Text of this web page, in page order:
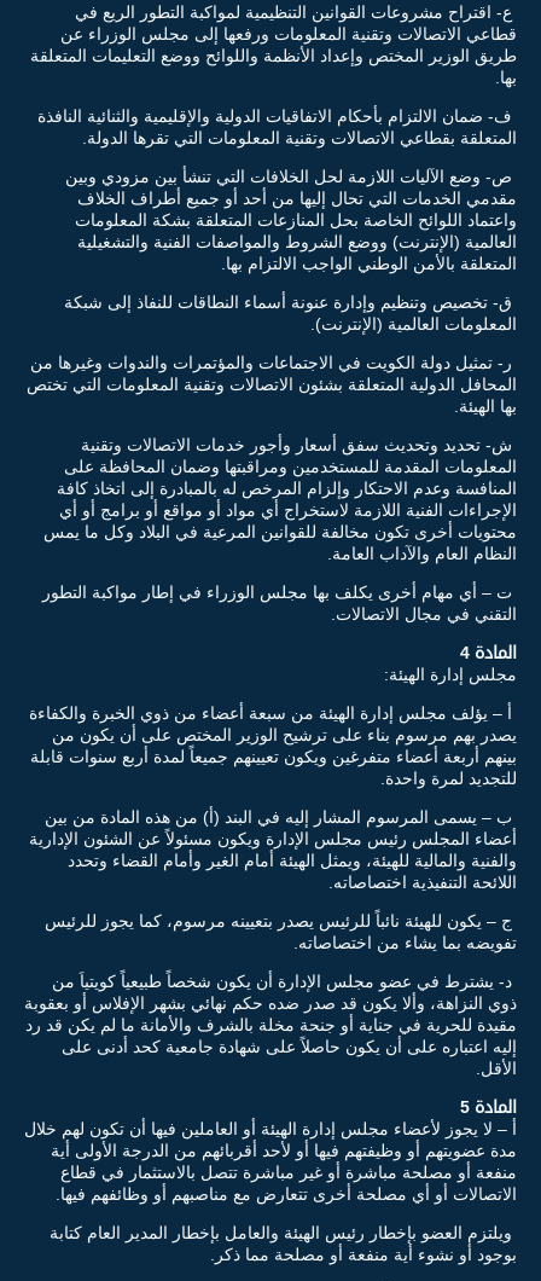
ع- اقتراح مشروعات القوانين التنظيمية لمواكبة التطور الريع في
قطاعي الاتصالات وتقنية المعلومات ورفعها إلى مجلس الوزراء عن
طريق الوزير المختص وإعداد الأنظمة واللوائح ووضع التعليمات المتعلقة
بها.
ف- ضمان الالتزام بأحكام الاتفاقيات الدولية والإقليمية والثنائية النافذة
المتعلقة بقطاعي الاتصالات وتقنية المعلومات التي تقرها الدولة.
ص- وضع الآليات اللازمة لحل الخلافات التي تنشأ بين مزودي وبين
مقدمي الخدمات التي تحال إليها من أحد أو جميع أطراف الخلاف
واعتماد اللوائح الخاصة بحل المنازعات المتعلقة بشكة المعلومات
العالمية (الإنترنت) ووضع الشروط والمواصفات الفنية والتشغيلية
المتعلقة بالأمن الوطني الواجب الالتزام بها.
ق- تخصيص وتنظيم وإدارة عنونة أسماء النطاقات للنفاذ إلى شبكة
المعلومات العالمية (الإنترنت).
ر- تمثيل دولة الكويت في الاجتماعات والمؤتمرات والندوات وغيرها من
المحافل الدولية المتعلقة بشئون الاتصالات وتقنية المعلومات التي تختص
بها الهيئة.
ش- تحديد وتحديث سفق أسعار وأجور خدمات الاتصالات وتقنية
المعلومات المقدمة للمستخدمين ومراقبتها وضمان المحافظة على
المنافسة وعدم الاحتكار وإلزام المرخص له بالمبادرة إلى اتخاذ كافة
الإجراءات الفنية اللازمة لاستخراج أي مواد أو مواقع أو برامج أو أي
محتويات أخرى تكون مخالفة للقوانين المرعية في البلاد وكل ما يمس
النظام العام والآداب العامة.
ت – أي مهام أخرى يكلف بها مجلس الوزراء في إطار مواكبة التطور
التقني في مجال الاتصالات.
المادة 4
مجلس إدارة الهيئة:
أ – يؤلف مجلس إدارة الهيئة من سبعة أعضاء من ذوي الخبرة والكفاءة
يصدر بهم مرسوم بناء على ترشيح الوزير المختص على أن يكون من
بينهم أربعة أعضاء متفرغين ويكون تعيينهم جميعاً لمدة أربع سنوات قابلة
للتجديد لمرة واحدة.
ب – يسمى المرسوم المشار إليه في البند (أ) من هذه المادة من بين
أعضاء المجلس رئيس مجلس الإدارة ويكون مسئولاً عن الشئون الإدارية
والفنية والمالية للهيئة، ويمثل الهيئة أمام الغير وأمام القضاء وتحدد
اللائحة التنفيذية اختصاصاته.
ج – يكون للهيئة نائباً للرئيس يصدر بتعيينه مرسوم، كما يجوز للرئيس
تفويضه بما يشاء من اختصاصاته.
د- يشترط في عضو مجلس الإدارة أن يكون شخصاً طبيعياً كويتياَ من
ذوي النزاهة، وألا يكون قد صدر ضده حكم نهائي بشهر الإفلاس أو بعقوبة
مقيدة للحرية في جناية أو جنحة مخلة بالشرف والأمانة ما لم يكن قد رد
إليه اعتباره على أن يكون حاصلاً على شهادة جامعية كحد أدنى على
الأقل.
المادة 5
أ – لا يجوز لأعضاء مجلس إدارة الهيئة أو العاملين فيها أن تكون لهم خلال
مدة عضويتهم أو وظيفتهم فيها أو لأحد أقربائهم من الدرجة الأولى أية
منفعة أو مصلحة مباشرة أو غير مباشرة تتصل بالاستثمار في قطاع
الاتصالات أو أي مصلحة أخرى تتعارض مع مناصبهم أو وظائفهم فيها.
ويلتزم العضو بإخطار رئيس الهيئة والعامل بإخطار المدير العام كتابة
بوجود أو نشوء أية منفعة أو مصلحة مما ذكر.